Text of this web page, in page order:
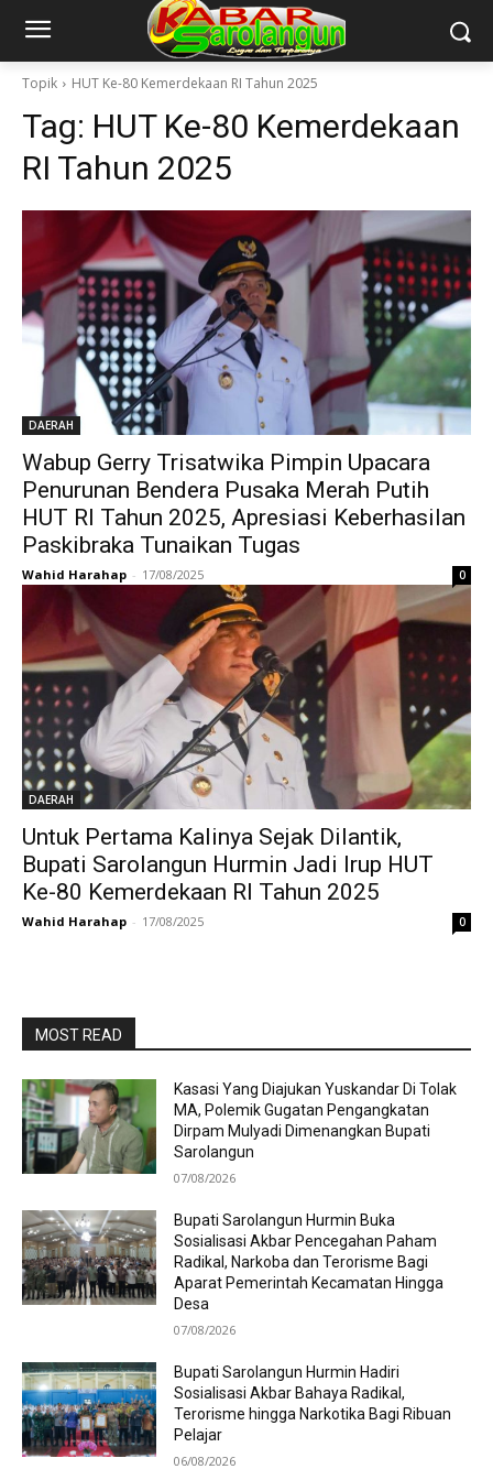
Topik HUT Ke-80 Kemerdekaan RI Tahun 2025
Tag: HUT Ke-80 Kemerdekaan
RI Tahun 2025
DAERAH
Wabup Gerry Trisatwika Pimpin Upacara
Penurunan Bendera Pusaka Merah Putih
HUT RI Tahun 2025, Apresiasi Keberhasilan
Paskibraka Tunaikan Tugas
Wahid Harahap - 17/08/2025 0
DAERAH
Untuk Pertama Kalinya Sejak Dilantik,
Bupati Sarolangun Hurmin Jadi Irup HUT
Ke-80 Kemerdekaan RI Tahun 2025
Wahid Harahap - 17/08/2025 0
MOST READ
Kasasi Yang Diajukan Yuskandar Di Tolak
MA, Polemik Gugatan Pengangkatan
Dirpam Mulyadi Dimenangkan Bupati
Sarolangun
07/08/2026
Bupati Sarolangun Hurmin Buka
Sosialisasi Akbar Pencegahan Paham
Radikal, Narkoba dan Terorisme Bagi
Aparat Pemerintah Kecamatan Hingga
Desa
07/08/2026
Bupati Sarolangun Hurmin Hadiri
Sosialisasi Akbar Bahaya Radikal,
Terorisme hingga Narkotika Bagi Ribuan
Pelajar
06/08/2026